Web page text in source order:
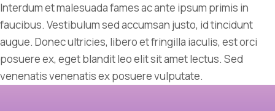
Interdum et malesuada fames ac ante ipsum primis in
faucibus. Vestibulum sed accumsan justo, id tincidunt
augue. Donec ultricies, libero et fringilla iaculis, est orci
posuere ex, eget blandit leo elit sit amet lectus. Sed
venenatis venenatis ex posuere vulputate.